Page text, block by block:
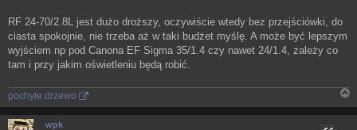
RF 24-70/2.8L jest dużo droższy, oczywiście wtedy bez przejściówki, do
ciasta spokojnie, nie trzeba aż w taki budżet myślę. A może być lepszym
wyjściem np pod Canona EF Sigma 35/1.4 czy nawet 24/1.4, zależy co
tam i przy jakim oświetleniu będą robić.
pochyłe drzewo
a
wpk